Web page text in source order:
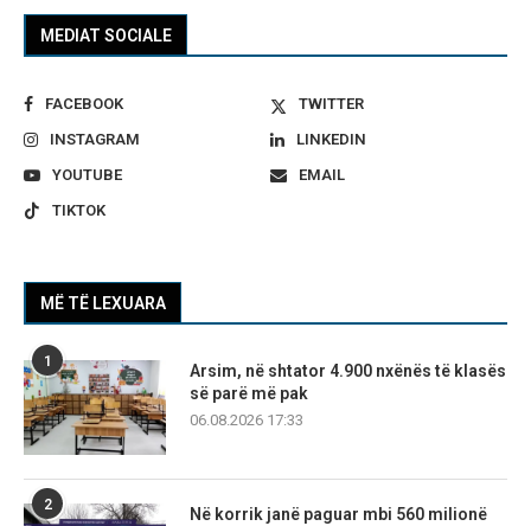
MEDIAT SOCIALE
FACEBOOK
TWITTER
INSTAGRAM
LINKEDIN
YOUTUBE
EMAIL
TIKTOK
MË TË LEXUARA
1
Arsim, në shtator 4.900 nxënës të klasës
së parë më pak
06.08.2026 17:33
2
Në korrik janë paguar mbi 560 milionë